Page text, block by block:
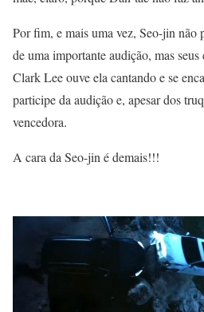
Por fim, e mais uma vez, Seo-jin não
de uma importante audição, mas
Clark Lee ouve ela cantando e se
participe da audição e, apesar dos
vencedora.
A cara da Seo-jin é demais!!!